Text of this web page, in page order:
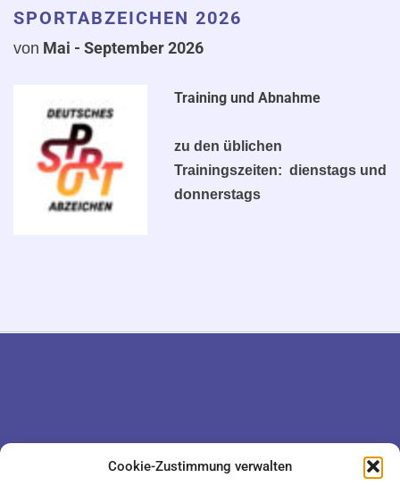
Cookie-Zustimmung verwalten
SPORTABZEICHEN 2026
von Mai - September 2026
Training und Abnahme
zu den üblichen
Trainingszeiten: dienstags und
donnerstags
IMPRESSUM